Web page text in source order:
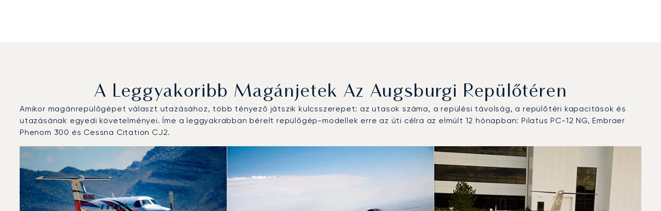
A Leggyakoribb Magánjetek Az Augsburgi Repülőtéren
Amikor magánrepülőgépet választ utazásához, több tényező játszik kulcsszerepet: az utasok száma, a repülési távolság, a repülőtéri kapacitások és
utazásának egyedi követelményei. Íme a leggyakrabban bérelt repülőgép-modellek erre az úti célra az elmúlt 12 hónapban: Pilatus PC-12 NG, Embraer
Phenom 300 és Cessna Citation CJ2.
Augsburgi Repülőtér : A 3 legtöbbet repült repülőgép-típus a repülési forgalom száma alapján 2025-ben
Repülőgép fotója Repülőgép-típus
Ülőhelyek
Sebesség (km/h)
Sebesség (csomó)Hatótávolság (km)
Hatótávolság (NM)